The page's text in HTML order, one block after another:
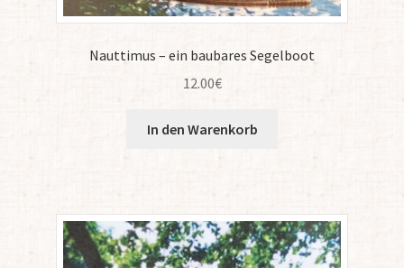
Nauttimus – ein baubares Segelboot
12.00€
In den Warenkorb